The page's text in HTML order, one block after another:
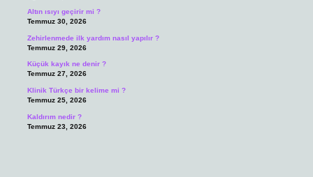
Altın ısıyı geçirir mi ?
Temmuz 30, 2026
Zehirlenmede ilk yardım nasıl yapılır ?
Temmuz 29, 2026
Küçük kayık ne denir ?
Temmuz 27, 2026
Klinik Türkçe bir kelime mi ?
Temmuz 25, 2026
Kaldırım nedir ?
Temmuz 23, 2026